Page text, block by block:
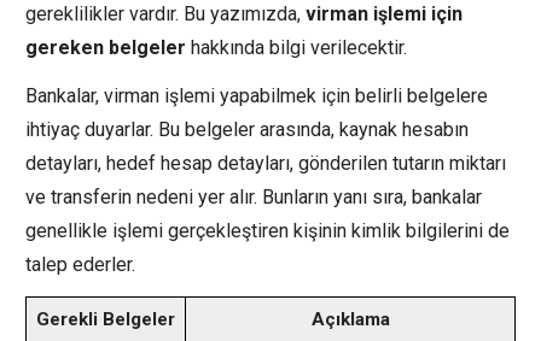
gereklilikler vardır. Bu yazımızda, virman işlemi için
gereken belgeler hakkında bilgi verilecektir.
Bankalar, virman işlemi yapabilmek için belirli belgelere
ihtiyaç duyarlar. Bu belgeler arasında, kaynak hesabın
detayları, hedef hesap detayları, gönderilen tutarın miktarı
ve transferin nedeni yer alır. Bunların yanı sıra, bankalar
genellikle işlemi gerçekleştiren kişinin kimlik bilgilerini de
talep ederler.
Gerekli Belgeler Açıklama